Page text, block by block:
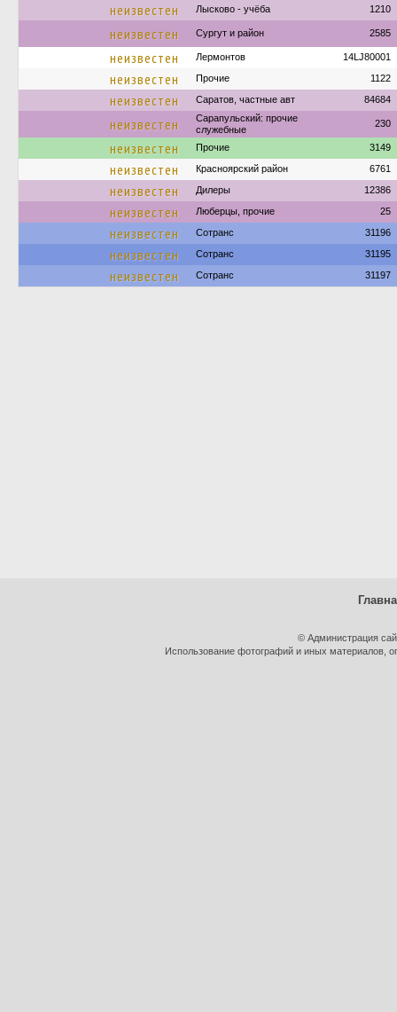
неизвестен Лысково - учёба 1210
неизвестен Сургут и район 2585
неизвестен Лермонтов 14LJ80001
неизвестен Прочие 1122
неизвестен Саратов, частные авт 84684
неизвестен
Сарапульский: прочие
служебные
230
неизвестен Прочие 3149
неизвестен Красноярский район 6761
неизвестен Дилеры 12386
неизвестен Люберцы, прочие 25
неизвестен Сотранс 31196
неизвестен Сотранс 31195
неизвестен Сотранс 31197
© Администрация
Использование фотографий и иных материалов,